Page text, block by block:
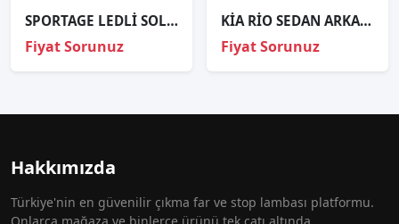
SPORTAGE LEDLİ SOL FAR ORJİNAL
Fiyat Sorunuz
KİA RİO SEDAN ARKA STOP SAĞ SOL 2003 VE ÜZERİ / KAMPANYA
Fiyat Sorunuz
Hakkımızda
Türkiye'nin en güvenilir çıkma far ve stop lambası platformu.